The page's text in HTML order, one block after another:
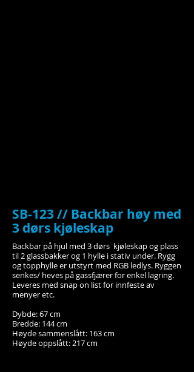
SB-123 // Backbar høy med
3 dørs kjøleskap
Backbar på hjul med 3 dørs kjøleskap og plass
til 2 glassbakker og 1 hylle i stativ under. Rygg
og topphylle er utstyrt med RGB ledlys. Ryggen
senkes/ heves på gassfjærer for enkel lagring.
Leveres med snap on list for innfeste av
menyer etc.
Dybde: 67 cm
Bredde: 144 cm
Høyde sammenslått: 163 cm
Høyde oppslått: 217 cm